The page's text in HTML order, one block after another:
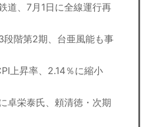
道、7月1日に全線運行再
段階第2期、台亜風能も事
上昇率、2.14％に縮小
卓栄泰氏、頼清徳・次期